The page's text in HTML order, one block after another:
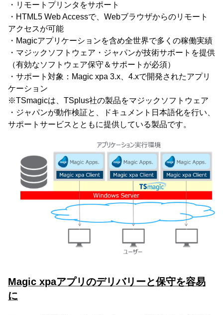
・リモートプリンタをサポート
・HTML5 Web Accessで、Webブラウザからのリモート
アクセスが可能
・Magicアプリケーションを含め全世界で多くの稼働実績
・マジックソフトウェア・ジャパンが技術サポートを提供
（有効なソフトウェア保守＆サポートが必須）
・サポート対象：Magic xpa 3.x、4.xで開発されたアプリ
ケーション
※TSmagicは、TSplus社の製品をマジックソフトウェア
・ジャパンが動作検証と、ドキュメント日本語化を行い、
サポートサービスとともに提供している製品です。
Magic xpaアプリのデリバリーと保守を容易
に